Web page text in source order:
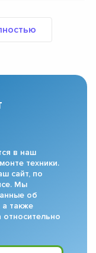
в наш
техники.
сайт, по
Мы
об
а также
относительно